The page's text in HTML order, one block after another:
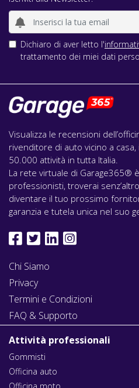
Dichiaro di aver letto l'
trattamento dei miei dati
Visualizza le recensioni
rivenditore di auto vicino a
50.000 attività in tutta Italia.
La rete virtuale di Garage365®
professionisti, troverai
diventare il tuo prossimo
garanzia e tutela unica nel suo
Chi Siamo
Privacy
Termini e Condizioni
FAQ & Supporto
Attività professionali
Gommisti
Officina auto